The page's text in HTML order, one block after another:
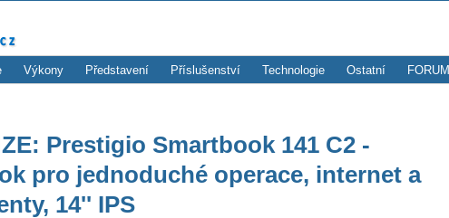
Výkony Představení Příslušenství Technologie Ostatní FORUM
Prestigio Smartbook 141 C2 -
pro jednoduché operace, internet a
14'' IPS